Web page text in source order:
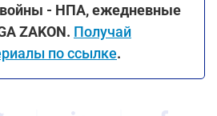
войны - НПА, ежедневные
ZAKON. Получай
по ссылке.